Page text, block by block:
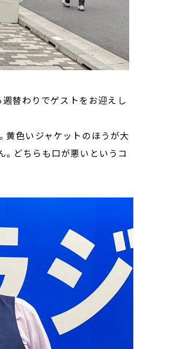
週替わりでゲストをお迎えし
黄色いジャケットのほうが大
どちらも口が悪いというコ